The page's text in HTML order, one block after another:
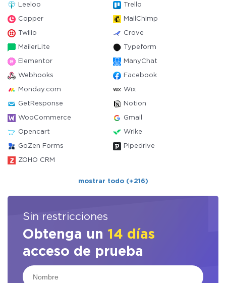
Leeloo Trello
Copper MailChimp
Twilio Crove
MailerLite Typeform
Elementor ManyChat
Webhooks Facebook
Monday.com Wix
GetResponse Notion
WooCommerce Gmail
Opencart Wrike
GoZen Forms Pipedrive
ZOHO CRM
mostrar todo (+216)
Sin restricciones
Obtenga un 14 días
acceso de prueba